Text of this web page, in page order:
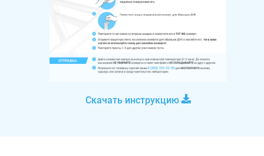
Скачать инструкцию